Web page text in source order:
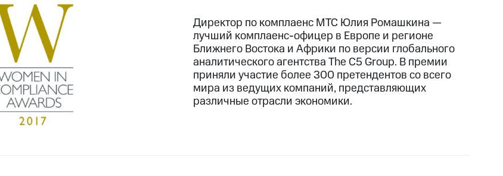
Директор по комплаенс МТС Юлия Ромашкина —
лучший комплаенс-офицер в Европе и регионе
Ближнего Востока и Африки по версии глобального
аналитического агентства The C5 Group. В премии
приняли участие более 300 претендентов со всего
мира из ведущих компаний, представляющих
различные отрасли экономики.